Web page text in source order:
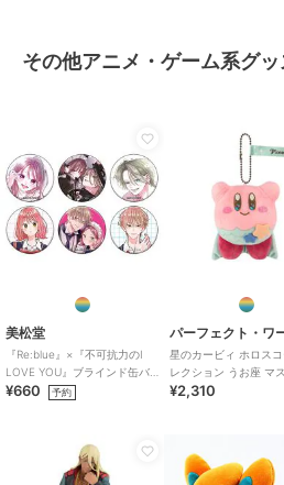
その他アニメ・ゲーム系グ
美松堂
『Re:blue』×『不可抗力のI
LOVE YOU』ブラインド缶バ
ッジ（全6種）
¥660 予約
星のカービィ ホロスコ
レクション うお座 マス
星座
¥2,310